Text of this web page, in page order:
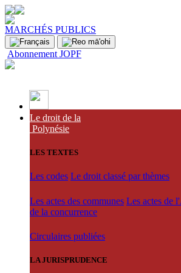
MARCHÉS PUBLICS
Abonnement JOPF
Le droit de la
Polynésie
LES TEXTES
Les codes Le droit classé par thèmes
Les actes des communes Les actes de
de la concurrence
Circulaires publiées
LA JURISPRUDENCE